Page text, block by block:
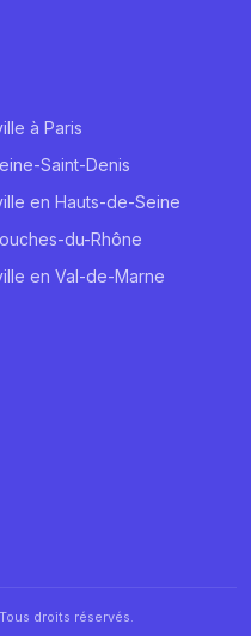
à Paris
Saint-Denis
en Hauts-de-Seine
du-Rhône
en Val-de-Marne
droits réservés.